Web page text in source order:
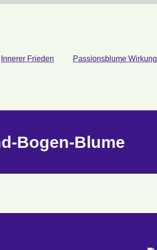
Innerer Frieden Passionsblume Wirkung
Bogen-Blume